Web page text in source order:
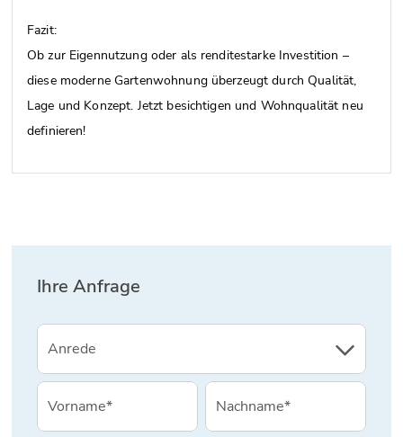
Fazit:
Ob zur Eigennutzung oder als renditestarke Investition –
diese moderne Gartenwohnung überzeugt durch Qualität,
Lage und Konzept. Jetzt besichtigen und Wohnqualität neu
definieren!
Ihre Anfrage